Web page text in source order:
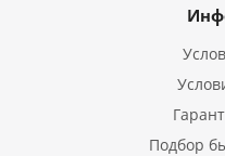
Подбор